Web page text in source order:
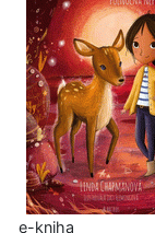
e-kniha